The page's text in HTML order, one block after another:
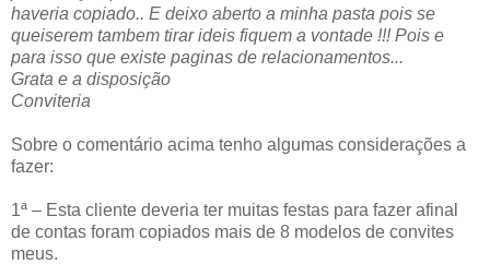
haveria copiado.. E deixo aberto a minha pasta pois se
queiserem tambem tirar ideis fiquem a vontade !!! Pois e
para isso que existe paginas de relacionamentos...
Grata e a disposição
Conviteria
Sobre o comentário acima tenho algumas considerações a
fazer:
1ª – Esta cliente deveria ter muitas festas para fazer afinal
de contas foram copiados mais de 8 modelos de convites
meus.